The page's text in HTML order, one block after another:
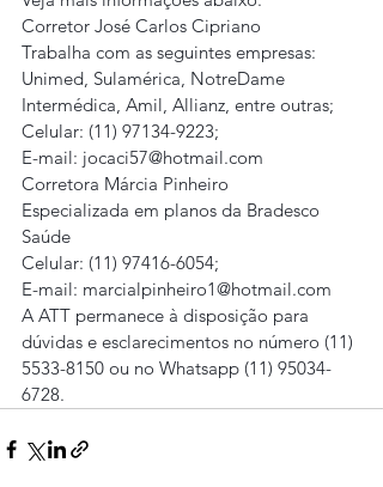
Corretor José Carlos Cipriano
Trabalha com as seguintes empresas:
Unimed, Sulamérica, NotreDame
Intermédica, Amil, Allianz, entre outras;
Celular: (11) 97134-9223;
E-mail: jocaci57@hotmail.com
Corretora Márcia Pinheiro
Especializada em planos da Bradesco
Saúde
Celular: (11) 97416-6054;
E-mail: marcialpinheiro1@hotmail.com
A ATT permanece à disposição para
dúvidas e esclarecimentos no número (11)
5533-8150 ou no Whatsapp (11) 95034-
6728.